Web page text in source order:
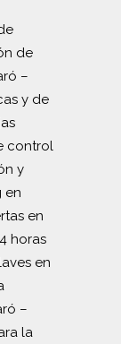
de
–
y de
control
y
en
en
horas
en
–
la